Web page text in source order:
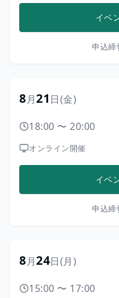
イベ
申込締
8月21日(金)
18:00 〜 20:00
オンライン開催
イベ
申込締
8月24日(月)
15:00 〜 17:00